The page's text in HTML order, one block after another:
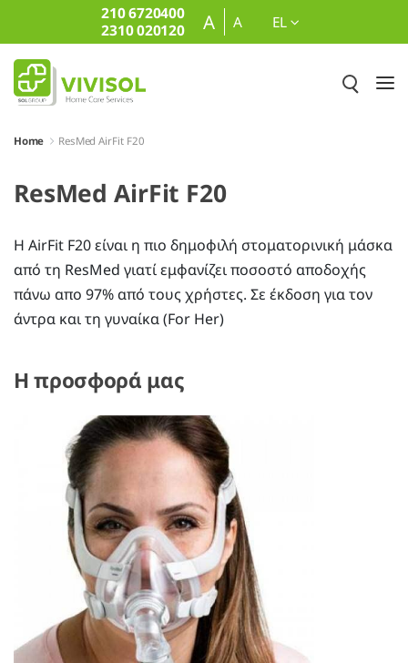
Skip to Main Content210 6720400
2310 020120
A A EL
Home ResMed AirFit F20
ResMed AirFit F20
H AirFit F20 είναι η πιο δημοφιλή στοματορινική μάσκα
από τη ResMed γιατί εμφανίζει ποσοστό αποδοχής
πάνω απο 97% από τους χρήστες. Σε έκδοση για τον
άντρα και τη γυναίκα (For Her)
Η προσφορά μας